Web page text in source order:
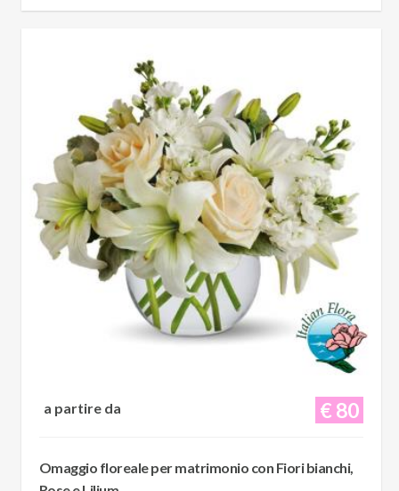
€ 80
a partire da
Omaggio floreale per matrimonio con Fiori bianchi,